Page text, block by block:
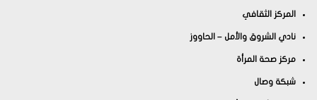
المركز الثقافي
نادي الشروق والأمل – الحاووز
مركز صحة المرأة
شبكة وصال